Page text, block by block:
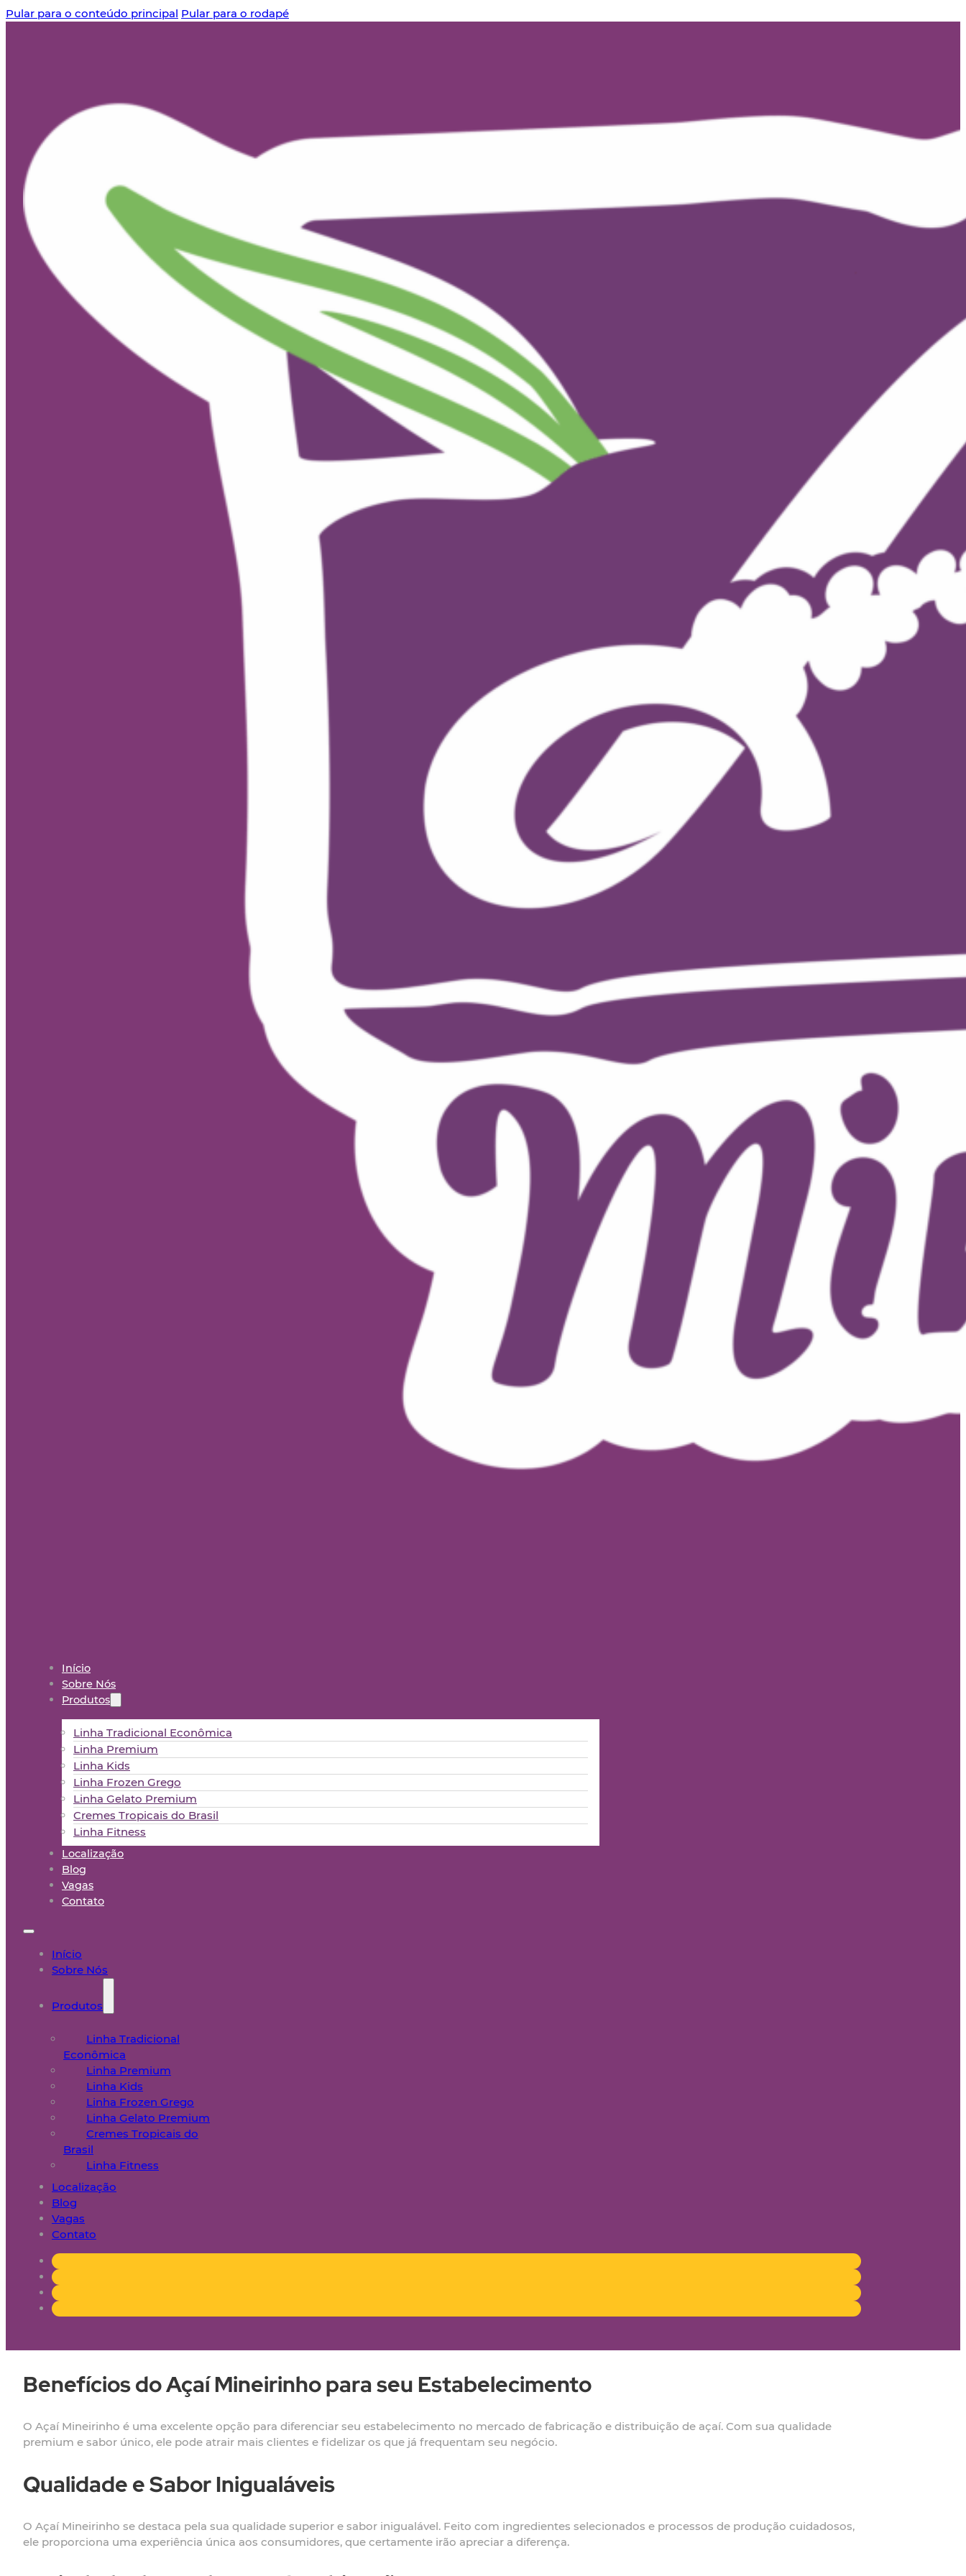
Pular para o conteúdo principal Pular para o rodapé
Início
Sobre Nós
Produtos
Linha Tradicional Econômica
Linha Premium
Linha Kids
Linha Frozen Grego
Linha Gelato Premium
Cremes Tropicais do Brasil
Linha Fitness
Localização
Blog
Vagas
Contato
Início
Sobre Nós
Produtos
Linha Tradicional
Econômica
Linha Premium
Linha Kids
Linha Frozen Grego
Linha Gelato Premium
Cremes Tropicais do
Brasil
Linha Fitness
Localização
Blog
Vagas
Contato
Benefícios do Açaí Mineirinho para seu Estabelecimento
O Açaí Mineirinho é uma excelente opção para diferenciar seu estabelecimento no mercado de fabricação e distribuição de açaí. Com sua qualidade
premium e sabor único, ele pode atrair mais clientes e fidelizar os que já frequentam seu negócio.
Qualidade e Sabor Inigualáveis
O Açaí Mineirinho se destaca pela sua qualidade superior e sabor inigualável. Feito com ingredientes selecionados e processos de produção cuidadosos,
ele proporciona uma experiência única aos consumidores, que certamente irão apreciar a diferença.